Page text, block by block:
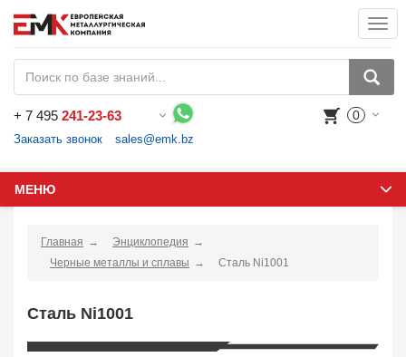
+ 7 495 241-23-63
Заказать звонок sales@emk.bz
0
МЕНЮ
Главная
Энциклопедия
Черные металлы и сплавы
Сталь Ni1001
Сталь Ni1001